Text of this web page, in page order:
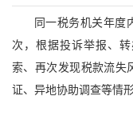
同一税务机关年度
次，根据投诉举报、
索、再次发现税款流失
证、异地协助调查等情